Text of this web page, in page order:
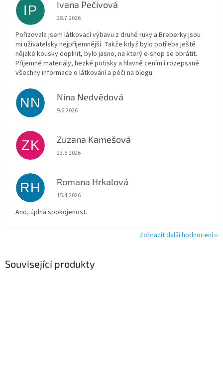
Související produkty
IP Ivana Pečivová
Hodnocení obchodu je 5 z 5 hvězdiček.
28.7.2026
Pořizovala jsem látkovací výbavu z druhé ruky a Breberky jsou
mi uživatelsky nejpříjemnější. Takže když bylo potřeba ještě
nějaké kousky doplnit, bylo jasno, na který e-shop se obrátit.
Příjemné materiály, hezké potisky a hlavně cením i rozepsané
všechny informace o látkování a péči na blogu
NN Nina Nedvědová
Hodnocení obchodu je 5 z 5 hvězdiček.
9.6.2026
ZK Zuzana Kamešová
Hodnocení obchodu je 5 z 5 hvězdiček.
23.5.2026
RH Romana Hrkalová
Hodnocení obchodu je 5 z 5 hvězdiček.
15.4.2026
Ano, úplná spokojenost.
Zobrazit další hodnocení